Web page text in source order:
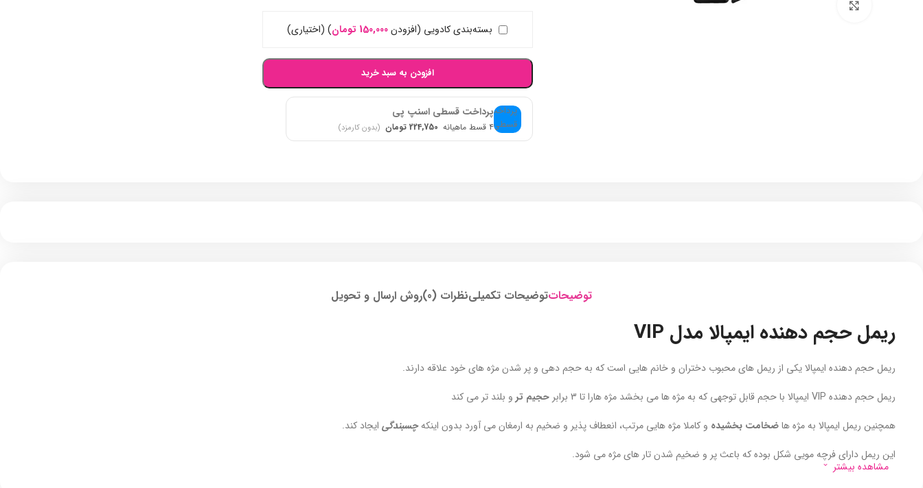
بسته‌بندی کادویی (افزودن150,000 تومان) (اختیاری)
افزودن به سبد خرید
پرداخت قسطی اسنپ پی
۴ قسط ماهیانه 224,750 تومان (بدون کارمزد)
توضیحاتتوضیحات تکمیلینظرات (0) روش ارسال و تحویل
ریمل حجم دهنده ایمپالا مدل VIP
ریمل حجم دهنده ایمپالا یکی از ریمل های محبوب دختران و خانم هایی است که به حجم دهی و پر شدن مژه های خود علاقه دارند.
ریمل حجم دهنده VIP ایمپالا با حجم قابل توجهی که به مژه ها می بخشد مژه هارا تا 3 برابر
حجیم تر و بلند تر می کند
همچنین ریمل ایمپالا به مژه هاضخامت بخشیده و کاملا مژه هایی مرتب، انعطاف پذیر و ضخیم به ارمغان می آورد بدون اینکهچسبندگی ایجاد کند.
این ریمل دارای فرچه مویی شکل بوده که باعث پر و ضخیم شدن تار های مژه می شود.
مشاهده بیشتر